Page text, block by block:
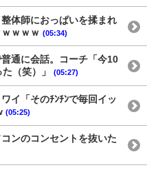
体師におっぱいを揉まれ
ｗｗｗ (05:34)
通に会話。コーチ「今10
（笑）」
(05:27)
イ「そのﾁﾝﾁﾝで毎回イッ
(05:25)
ンのコンセントを抜いた